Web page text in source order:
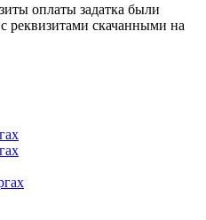
оплаты задатка были
реквизитами скачанными на